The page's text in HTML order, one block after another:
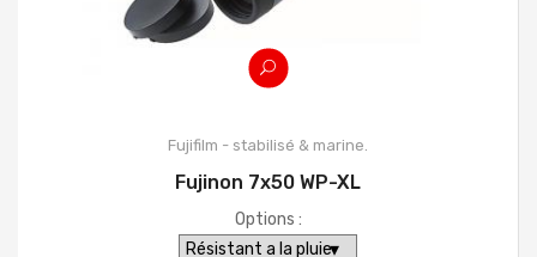
Fujifilm - stabilisé & marine.
Fujinon 7x50 WP-XL
Options :